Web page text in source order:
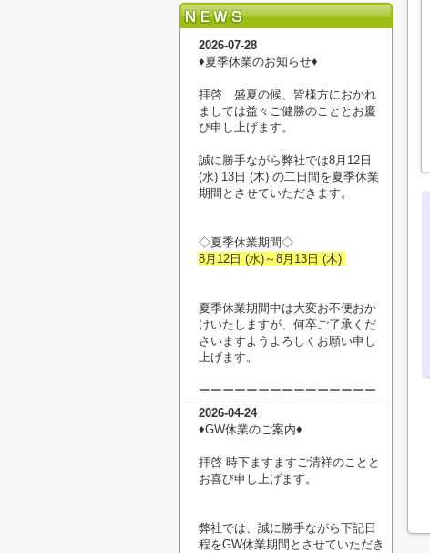
2026-07-28
♦︎夏季休業のお知らせ♦︎
拝啓 盛夏の候、皆様方におかれ
ましては益々ご健勝のこととお慶
び申し上げます。
誠に勝手ながら弊社では8月12日
(水) 13日 (木) の二日間を夏季休業
期間とさせていただきます。
◇夏季休業期間◇
8月12日 (水)～8月13日 (木)
夏季休業期間中は大変お不便おか
けいたしますが、何卒ご了承くだ
さいますようよろしくお願い申し
上げます。
ーーーーーーーーーーーーーーー
2026-04-24
♦︎GW休業のご案内♦︎
拝啓 時下ますますご清祥のことと
お喜び申し上げます。
弊社では、誠に勝手ながら下記日
程をGW休業期間とさせていただき